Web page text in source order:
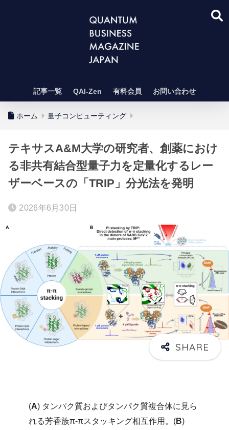
記事一覧 QAI-Zen 有料会員 お問い合わせ
ホーム 量子コンピューティング
テキサスA&M大学の研究者、創薬におけ
る非共有結合型量子力を定量化するレー
ザーベースの「TRIP」分光法を発明
2026年6月30日
(A) タンパク質およびタンパク質複合体に見ら
れる芳香族π-πスタッキング相互作用。(B)